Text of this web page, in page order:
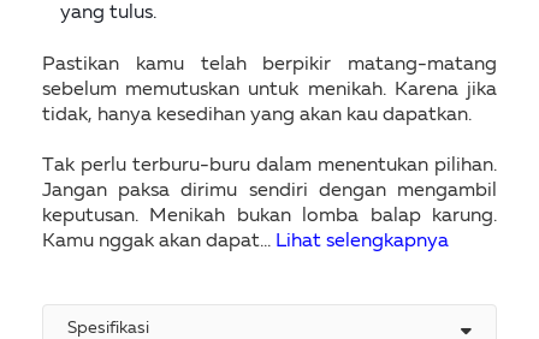
yang tulus.
Pastikan kamu telah berpikir matang-matang
sebelum memutuskan untuk menikah. Karena jika
tidak, hanya kesedihan yang akan kau dapatkan.
Tak perlu terburu-buru dalam menentukan pilihan.
Jangan paksa dirimu sendiri dengan mengambil
keputusan. Menikah bukan lomba balap karung.
Kamu nggak akan dapat... Lihat selengkapnya
Spesifikasi